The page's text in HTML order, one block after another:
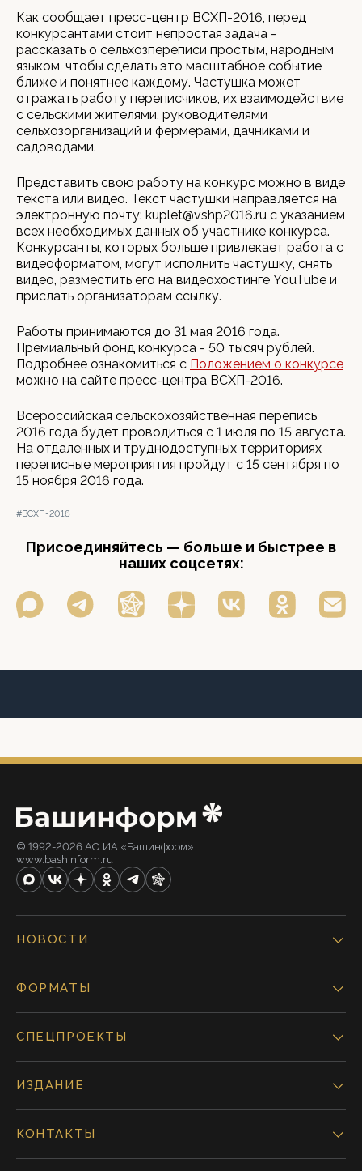
Как сообщает пресс-центр ВСХП-2016, перед
конкурсантами стоит непростая задача -
рассказать о сельхозпереписи простым, народным
языком, чтобы сделать это масштабное событие
ближе и понятнее каждому. Частушка может
отражать работу переписчиков, их взаимодействие
с сельскими жителями, руководителями
сельхозорганизаций и фермерами, дачниками и
садоводами.
Представить свою работу на конкурс можно в виде
текста или видео. Текст частушки направляется на
электронную почту: kuplet@vshp2016.ru с указанием
всех необходимых данных об участнике конкурса.
Конкурсанты, которых больше привлекает работа с
видеоформатом, могут исполнить частушку, снять
видео, разместить его на видеохостинге YouTube и
прислать организаторам ссылку.
Работы принимаются до 31 мая 2016 года.
Премиальный фонд конкурса - 50 тысяч рублей.
Подробнее ознакомиться с Положением о конкурсе
можно на сайте пресс-центра ВСХП-2016.
Всероссийская сельскохозяйственная перепись
2016 года будет проводиться с 1 июля по 15 августа.
На отдаленных и труднодоступных территориях
переписные мероприятия пройдут с 15 сентября по
15 ноября 2016 года.
#ВСХП-2016
Присоединяйтесь — больше и быстрее в
наших соцсетях:
© 1992-2026 АО ИА «Башинформ».
www.bashinform.ru
НОВОСТИ
ФОРМАТЫ
СПЕЦПРОЕКТЫ
ИЗДАНИЕ
КОНТАКТЫ